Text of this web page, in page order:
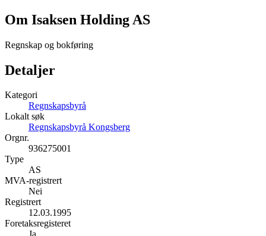
Om Isaksen Holding AS
Regnskap og bokføring
Detaljer
Kategori
Regnskapsbyrå
Lokalt søk
Regnskapsbyrå Kongsberg
Orgnr.
936275001
Type
AS
MVA-registrert
Nei
Registrert
12.03.1995
Foretaksregisteret